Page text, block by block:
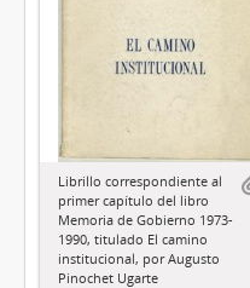
Librillo correspondiente al
primer capítulo del libro
Memoria de Gobierno 1973-
1990, titulado El camino
institucional, por Augusto
Pinochet Ugarte